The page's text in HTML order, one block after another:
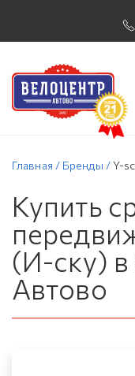
Главная / Бренды /Y-
Купить
(И-ску)
Автово